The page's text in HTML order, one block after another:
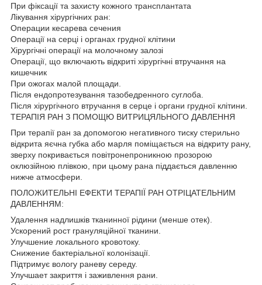
При фіксації та захисту кожного трансплантата
Лікування хірургічних ран:
Операции кесарева сечения
Операції на серці і органах грудної клітини
Хірургічні операції на молочному залозі
Операції, що включають відкриті хірургічні втручання на
кишечник
При ожогах малой площади.
Після ендопротезування тазобедренного суглоба.
Після хірургічного втручання в серце і органи грудної клітини.
ТЕРАПІЯ РАН З ПОМОЩЮ ВИТРИЦЯЛЬНОГО ДАВЛЕННЯ
При терапії ран за допомогою негативного тиску стерильно
відкрита яєчна губка або марля поміщається на відкриту рану,
зверху покривається повітронепроникною прозорою
оклюзійною плівкою, при цьому рана піддається давленню
нижче атмосфери.
ПОЛОЖИТЕЛЬНІ ЕФЕКТИ ТЕРАПІЇ РАН ОТРІЦАТЕЛЬНИМ
ДАВЛЕННЯМ:
Удалення надлишків тканинної рідини (менше отек).
Ускорений рост грануляційної тканини.
Улучшение локального кровотоку.
Снижение бактеріальної колонізації.
Підтримує вологу раневу середу.
Улучшает закриття і заживлення рани.